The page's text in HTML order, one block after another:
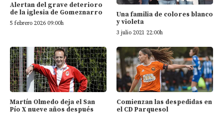
Alertan del grave deterioro
de la iglesia de Gomeznarro
5 febrero 2026 09:00h
Una familia de colores blanco
y violeta
3 julio 2021 22:00h
Martín Olmedo deja el San
Pío X nueve años después
Comienzan las despedidas en
el CD Parquesol